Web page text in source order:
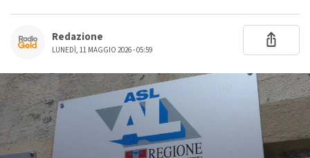
Redazione
LUNEDÌ, 11 MAGGIO 2026 - 05:59